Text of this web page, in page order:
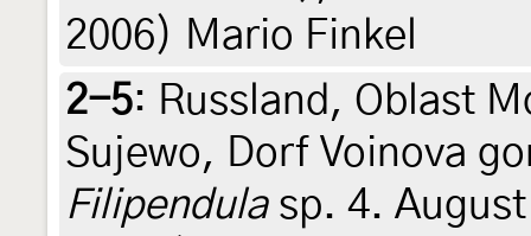
2006) Mario Finkel
2-5: Russland, Oblast
Sujewo, Dorf Voinova
Filipendulasp. 4. August